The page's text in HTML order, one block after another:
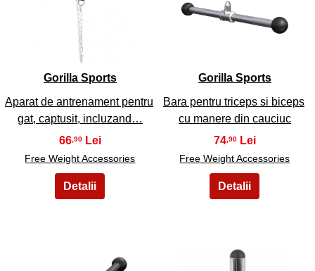
3
Gorilla Sports
Aparat de antrenament pentru
gat, captusit, incluzand…
66,90
Free Weight Accessories
4
Gorilla Sports
Bara pentru triceps si biceps
cu manere din cauciuc
74 ,90
Free Weight Accessories